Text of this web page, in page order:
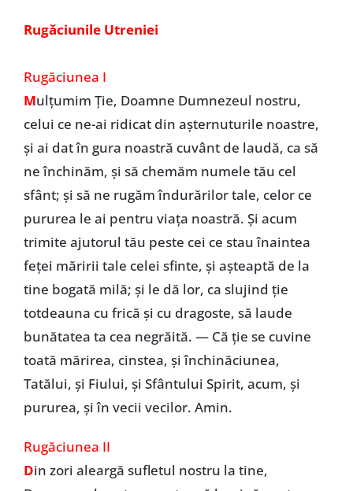
Rugăciunile Utreniei
Rugăciunea I
Mulţumim Ție, Doamne Dumnezeul nostru,
celui ce ne-ai ridicat din aşternuturile noastre,
şi ai dat în gura noastră cuvânt de laudă, ca să
ne închinăm, şi să chemăm numele tău cel
sfânt; şi să ne rugăm îndurărilor tale, celor ce
pururea le ai pentru viaţa noastră. Şi acum
trimite ajutorul tău peste cei ce stau înaintea
feţei măririi tale celei sfinte, şi aşteaptă de la
tine bogată milă; şi le dă lor, ca slujind ţie
totdeauna cu frică şi cu dragoste, să laude
bunătatea ta cea negrăită. — Că ţie se cuvine
toată mărirea, cinstea, şi închinăciunea,
Tatălui, şi Fiului, şi Sfântului Spirit, acum, şi
pururea, şi în vecii vecilor. Amin.
Rugăciunea II
Din zori aleargă sufletul nostru la tine,